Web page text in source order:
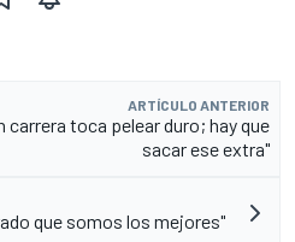
ARTÍCULO ANTERIOR
carrera toca pelear duro; hay que
sacar ese extra"
que somos los mejores"